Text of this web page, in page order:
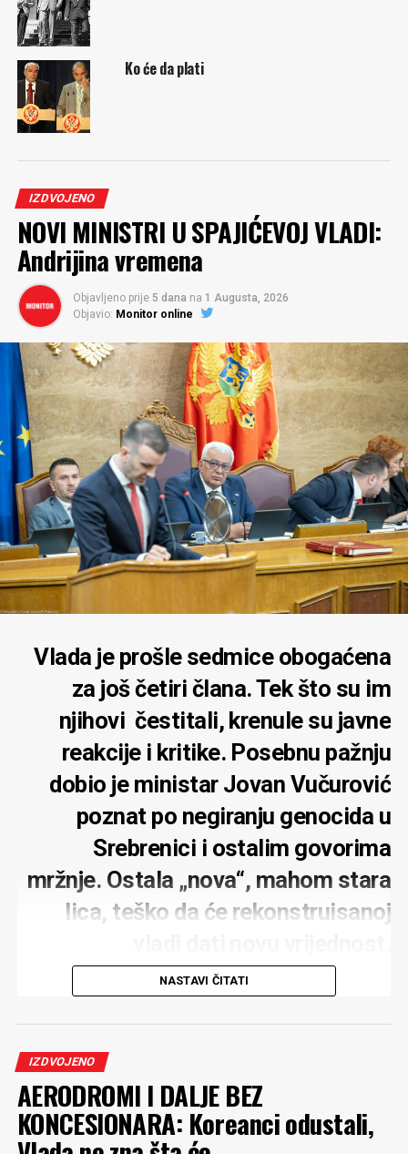
Ko će da plati
IZDVOJENO
NOVI MINISTRI U SPAJIĆEVOJ VLADI:
Andrijina vremena
Objavljeno prije 5 dana na 1 Augusta, 2026
Objavio: Monitor online
Vlada je prošle sedmice obogaćena
za još četiri člana. Tek što su im
njihovi čestitali, krenule su javne
reakcije i kritike. Posebnu pažnju
dobio je ministar Jovan Vučurović
poznat po negiranju genocida u
Srebrenici i ostalim govorima
mržnje. Ostala „nova“, mahom stara
lica, teško da će rekonstruisanoj
Zadovoljstvo je predsjednika
Četiri nova lica koje je predložio za treću rekonstrukciju
vlade, premijerMilojko Spajić
NASTAVI ČITATI
IZDVOJENO
AERODROMI I DALJE BEZ
KONCESIONARA: Koreanci odustali,